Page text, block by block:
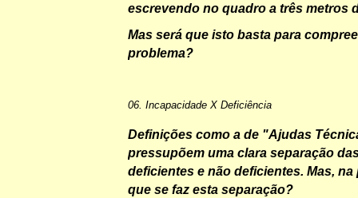
escrevendo no quadro a três metros
Mas será que isto basta para
problema?
06. Incapacidade X Deficiência
Definições como a de "Ajudas
pressupõem uma clara separação
deficientes e não deficientes. Mas, na
que se faz esta separação?